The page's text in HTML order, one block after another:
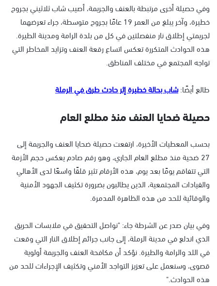
وفي حصيلة أخرى مرتبطة بالعنف والجريمة، أصيب شاب ثلاثيني بجروح
خطيرة، وآخر يبلغ من العمر 19 عامًا بجروح متوسطة، جراء تعرضهما
لجريمتي إطلاق نار منفصلتين في كل من بلدة الرامة ومدينة الطيرة.
هذه الحوادث المتكررة تعكس اتساع رقعة العنف وتزايد المخاطر التي
تواجه المجتمع في مختلف المناطق.
طالع أيضًا:شاب بحالة خطيرة إثر حادث طرق في الرملة
حصيلة ضحايا العنف منذ مطلع العام
بحسب المعطيات الأخيرة، ارتفعت حصيلة ضحايا العنف والجريمة إلى
27 ضحية منذ مطلع العام الجاري، وهو رقم صادم يعكس حجم الأزمة
التي تتفاقم يومًا بعد يوم، هذه الأرقام تثير قلقًا واسعًا لدى الأهالي
والقيادات المجتمعية، الذين يطالبون بضرورة تكثيف الجهود الأمنية
والوقائية للحد من هذه الظاهرة المدمرة.
وفي بيان صدر عن الشرطة جاء: "نواصل التحقيق في ملابسات الحريق
الذي اندلع في مدينة الرملة، إلى جانب جرائم إطلاق النار التي وقعت
في اللد والرامة والطيرة. نؤكد أن مكافحة العنف والجريمة أولوية
قصوى، وسنعمل على تعزيز التواجد الأمني وتكثيف الإجراءات للحد من
هذه الحوادث."